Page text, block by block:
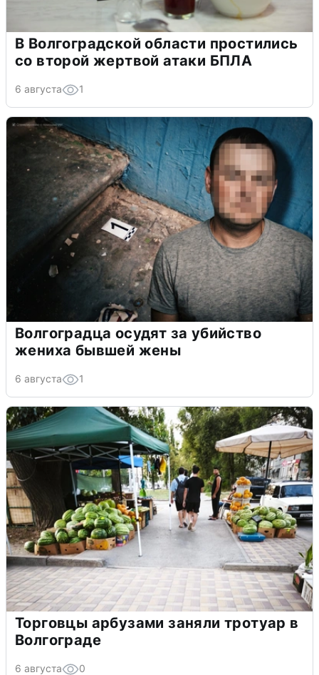
В Волгоградской области простились
со второй жертвой атаки БПЛА
6 августа 1
Волгоградца осудят за убийство
жениха бывшей жены
6 августа 1
Торговцы арбузами заняли тротуар в
Волгограде
6 августа 0